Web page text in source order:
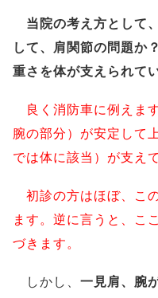
当院の考え方として
して、肩関節の問題か
重さを体が支えられて
良く消防車に例えま
腕の部分）が安定して
では体に該当）が支え
初診の方はほぼ、こ
ます。逆に言うと、こ
づきます。
しかし、 一見肩、腕